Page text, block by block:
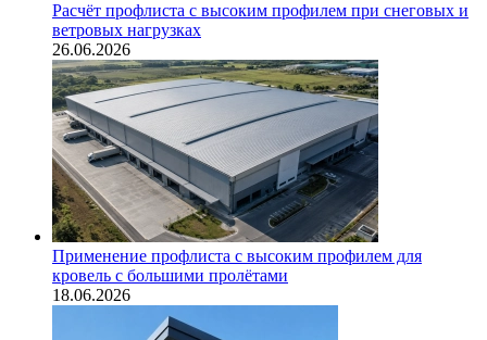
Расчёт профлиста с высоким профилем при снеговых и
ветровых нагрузках
26.06.2026
Применение профлиста с высоким профилем для
кровель с большими пролётами
18.06.2026